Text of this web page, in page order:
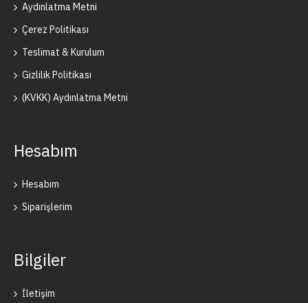
Aydınlatma Metni
Çerez Politikası
Teslimat & Kurulum
Gizlilik Politikası
(KVKK) Aydınlatma Metni
Hesabım
Hesabım
Siparişlerim
Bilgiler
İletişim